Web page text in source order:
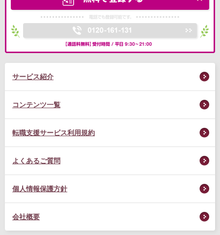
サービス紹介
コンテンツ一覧
転職支援サービス利用規約
よくあるご質問
個人情報保護方針
会社概要